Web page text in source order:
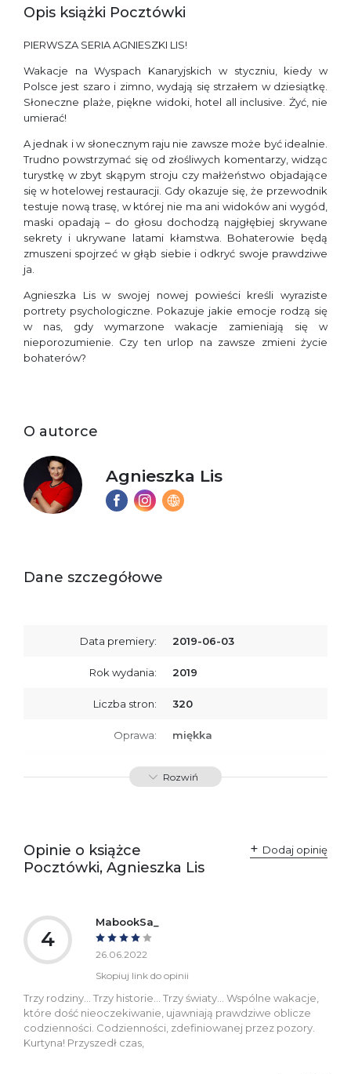
Opis książki Pocztówki
PIERWSZA SERIA AGNIESZKI LIS!
Wakacje na Wyspach Kanaryjskich w styczniu, kiedy w
Polsce jest szaro i zimno, wydają się strzałem w dziesiątkę.
Słoneczne plaże, piękne widoki, hotel all inclusive. Żyć, nie
umierać!
A jednak i w słonecznym raju nie zawsze może być idealnie.
Trudno powstrzymać się od złośliwych komentarzy, widząc
turystkę w zbyt skąpym stroju czy małżeństwo objadające
się w hotelowej restauracji. Gdy okazuje się, że przewodnik
testuje nową trasę, w której nie ma ani widoków ani wygód,
maski opadają – do głosu dochodzą najgłębiej skrywane
sekrety i ukrywane latami kłamstwa. Bohaterowie będą
zmuszeni spojrzeć w głąb siebie i odkryć swoje prawdziwe
ja.
Agnieszka Lis w swojej nowej powieści kreśli wyraziste
portrety psychologiczne. Pokazuje jakie emocje rodzą się
w nas, gdy wymarzone wakacje zamieniają się w
nieporozumienie. Czy ten urlop na zawsze zmieni życie
bohaterów?
O autorce
Agnieszka Lis
Dane szczegółowe
Data premiery: 2019-06-03
Rok wydania: 2019
Liczba stron: 320
Oprawa: miękka
ISBN 9788366278561
odpowiedzialne za
zgodność produktu z
przepisami:
61-701 Poznań
Ostrzeżenia oraz
informacje dotyczące
bezpieczeństwa:
Rozwiń
Opinie o książce
Pocztówki, Agnieszka Lis
Dodaj opinię
4
MabookSa_
26.06.2022
Skopiuj link do opinii
Trzy rodziny... Trzy historie... Trzy światy... Wspólne wakacje,
które dość nieoczekiwanie, ujawniają prawdziwe oblicze
codzienności. Codzienności, zdefiniowanej przez pozory.
Kurtyna! Przyszedł czas,